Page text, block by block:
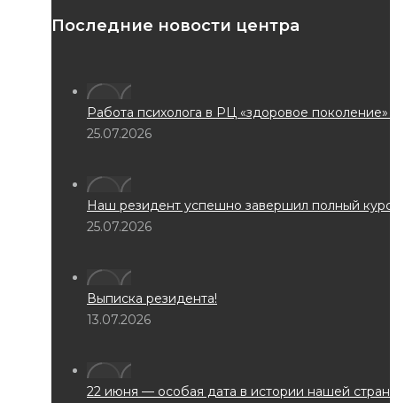
Страница
Страница
Страница
Последние новости центра
Работа психолога в РЦ «здоровое поколение»
25.07.2026
Наш резидент успешно завершил полный курс
25.07.2026
Выписка резидента!
13.07.2026
22 июня — особая дата в истории нашей страны.